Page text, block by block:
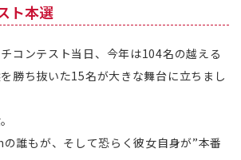
ト本選
コンテスト当日、今年は104名の越える
勝ち抜いた15名が大きな舞台に立ちまし
誰もが、そして恐らく彼女自身が”本番